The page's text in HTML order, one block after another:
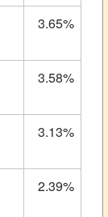
3.65%
3.58%
3.13%
2.39%